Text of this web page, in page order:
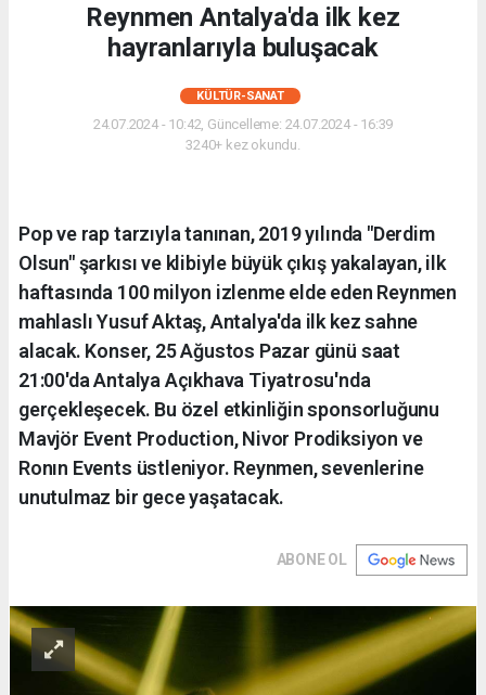
Reynmen Antalya'da ilk kez
hayranlarıyla buluşacak
KÜLTÜR-SANAT
24.07.2024 - 10:42, Güncelleme: 24.07.2024 - 16:39
3240+ kez okundu.
Pop ve rap tarzıyla tanınan, 2019 yılında "Derdim
Olsun" şarkısı ve klibiyle büyük çıkış yakalayan, ilk
haftasında 100 milyon izlenme elde eden Reynmen
mahlaslı Yusuf Aktaş, Antalya'da ilk kez sahne
alacak. Konser, 25 Ağustos Pazar günü saat
21:00'da Antalya Açıkhava Tiyatrosu'nda
gerçekleşecek. Bu özel etkinliğin sponsorluğunu
Mavjör Event Production, Nivor Prodiksiyon ve
Ronın Events üstleniyor. Reynmen, sevenlerine
unutulmaz bir gece yaşatacak.
ABONE OL